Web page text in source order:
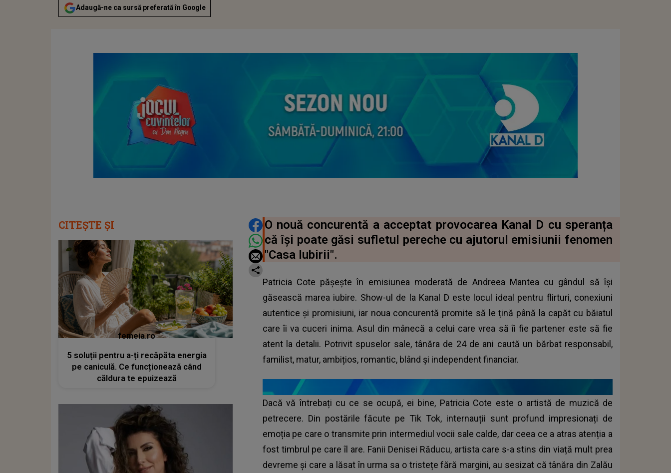
Adaugă-ne ca sursă preferată în Google
DISTRIBUIE ARTICOLUL
O nouă concurentă a acceptat provocarea Kanal D cu speranța
că își poate găsi sufletul pereche cu ajutorul emisiunii fenomen
"Casa Iubirii".
Patricia Cote pășește în emisiunea moderată de Andreea Mantea cu gândul să își
găsească marea iubire. Show-ul de la Kanal D este locul ideal pentru flirturi, conexiuni
autentice și promisiuni, iar noua concurentă promite să le țină până la capăt cu băiatul
care îi va cuceri inima. Asul din mânecă a celui care vrea să îi fie partener este să fie
atent la detalii. Potrivit spuselor sale, tânăra de 24 de ani caută un bărbat responsabil,
familist, matur, ambițios, romantic, blând și independent financiar.
Dacă vă întrebați cu ce se ocupă, ei bine, Patricia Cote este o artistă de muzică de
petrecere. Din postările făcute pe Tik Tok, internauții sunt profund impresionați de
emoția pe care o transmite prin intermediul vocii sale calde, dar ceea ce a atras atenția a
fost timbrul pe care îl are. Fanii Denisei Răducu, artista care s-a stins din viață mult prea
devreme și care a lăsat în urma sa o tristețe fără margini, au sesizat că tânăra din Zalău
CITEȘTE ȘI
femeia.ro
5 soluții pentru a-ți recăpăta energia
pe caniculă. Ce funcționează când
căldura te epuizează